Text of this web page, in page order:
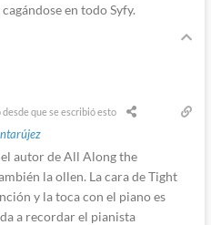
en todo Syfy.
desde que se escribió esto
el autor de All Along the
la ollen. La cara de Tight
y la toca con el piano es
a recordar el pianista